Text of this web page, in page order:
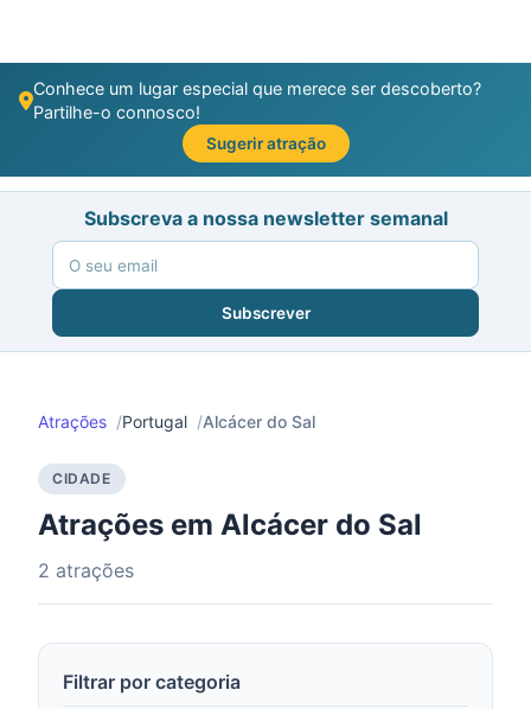
Conhece um lugar especial que merece ser descoberto?
Partilhe-o connosco!
Sugerir atração
Subscreva a nossa newsletter semanal
Subscrever
Atrações Portugal Alcácer do Sal
CIDADE
Atrações em Alcácer do Sal
2 atrações
Filtrar por categoria